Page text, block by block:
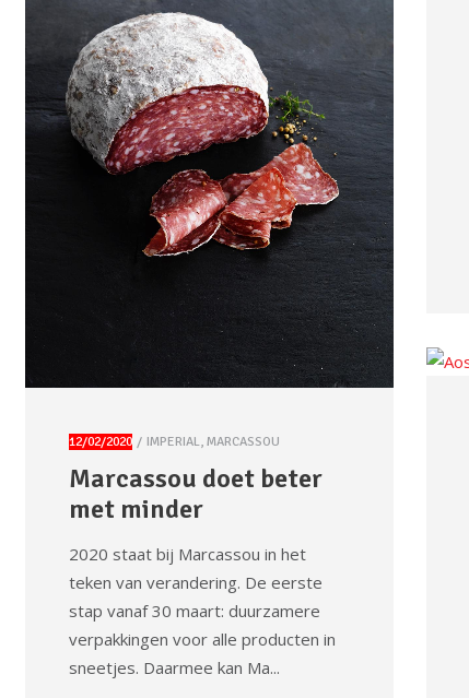
12/02/2020 IMPERIAL, MARCASSOU
Marcassou doet beter
met minder
2020 staat bij Marcassou in het
teken van verandering. De eerste
stap vanaf 30 maart: duurzamere
verpakkingen voor alle producten in
sneetjes. Daarmee kan Ma